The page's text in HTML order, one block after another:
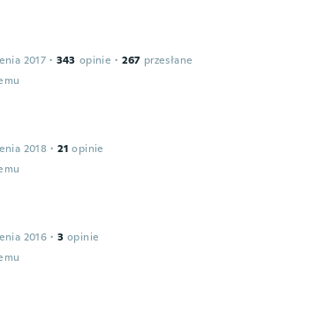
2017 · 343 opinie · 267 przesłane
2018 · 21 opinie
2016 · 3 opinie